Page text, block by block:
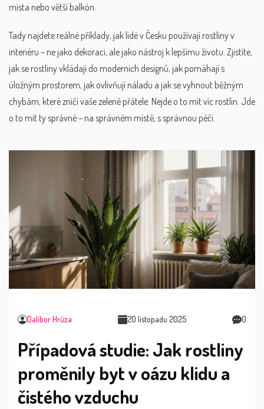
místa nebo větší balkón.
Tady najdete reálné příklady, jak lidé v Česku používají rostliny v
interiéru – ne jako dekoraci, ale jako nástroj k lepšímu životu. Zjistíte,
jak se rostliny vkládají do moderních designů, jak pomáhají s
úložným prostorem, jak ovlivňují náladu a jak se vyhnout běžným
chybám, které zničí vaše zelené přátele. Nejde o to mít víc rostlin. Jde
o to mít ty správné – na správném místě, s správnou péčí.
Dalibor Hrůza 20 listopadu 2025 0
Případová studie: Jak rostliny
proměnily byt v oázu klidu a
čistého vzduchu